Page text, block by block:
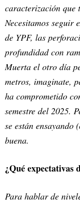
caracterización que
Necesitamos seguir
de YPF, las
profundidad con
Muerta el otro día
metros, imaginate,
ha comprometido
semestre del 2025.
se están ensayando
buena.
¿Qué expectativas
Para hablar de